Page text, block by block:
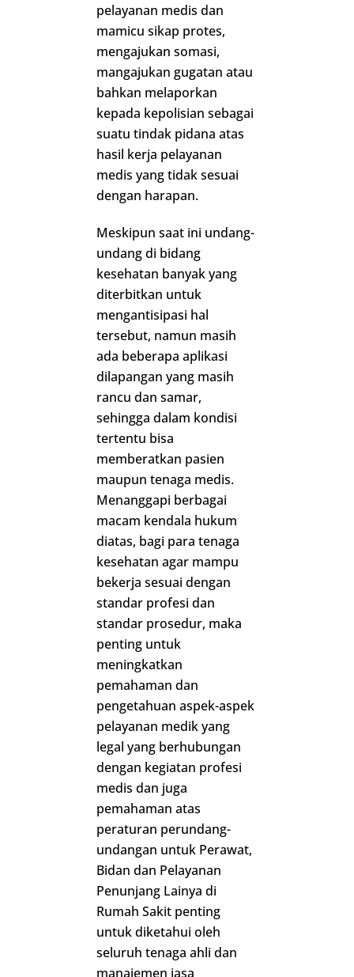
pelayanan medis dan
mamicu sikap protes,
mengajukan somasi,
mangajukan gugatan atau
bahkan melaporkan
kepada kepolisian sebagai
suatu tindak pidana atas
hasil kerja pelayanan
medis yang tidak sesuai
dengan harapan.
Meskipun saat ini undang-
undang di bidang
kesehatan banyak yang
diterbitkan untuk
mengantisipasi hal
tersebut, namun masih
ada beberapa aplikasi
dilapangan yang masih
rancu dan samar,
sehingga dalam kondisi
tertentu bisa
memberatkan pasien
maupun tenaga medis.
Menanggapi berbagai
macam kendala hukum
diatas, bagi para tenaga
kesehatan agar mampu
bekerja sesuai dengan
standar profesi dan
standar prosedur, maka
penting untuk
meningkatkan
pemahaman dan
pengetahuan aspek-aspek
pelayanan medik yang
legal yang berhubungan
dengan kegiatan profesi
medis dan juga
pemahaman atas
peraturan perundang-
undangan untuk Perawat,
Bidan dan Pelayanan
Penunjang Lainya di
Rumah Sakit penting
untuk diketahui oleh
seluruh tenaga ahli dan
manajemen jasa